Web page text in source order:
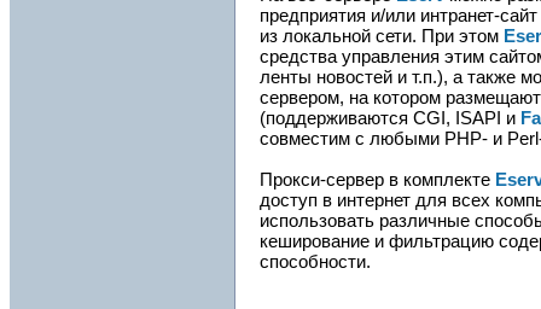
предприятия и/или интранет-
из локальной сети. При этом
средства управления этим
ленты новостей и т.п.), а также
сервером, на котором
(поддерживаются CGI, ISAPI и
совместим с любыми PHP- и
Прокси-сервер в комплекте
доступ в интернет для всех
использовать различные
кеширование и фильтрацию
способности.